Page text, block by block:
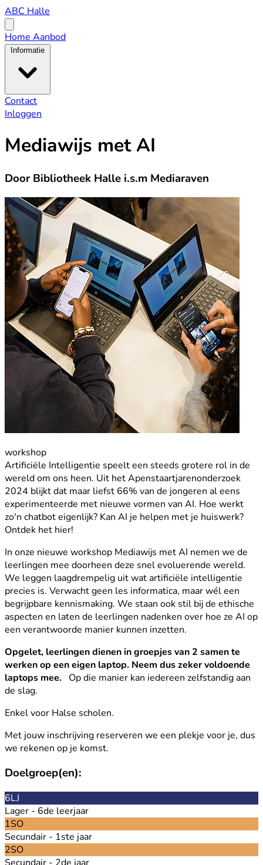
ABC
Halle
ABC Halle
menu
Home Aanbod
Informatie
Contact
Inloggen
Mediawijs met AI
Door Bibliotheek Halle i.s.m Mediaraven
workshop
Artificiële Intelligentie speelt een steeds grotere rol in de
wereld om ons heen. Uit het Apenstaartjarenonderzoek
2024 blijkt dat maar liefst 66% van de jongeren al eens
experimenteerde met nieuwe vormen van AI. Hoe werkt
zo'n chatbot eigenlijk? Kan AI je helpen met je huiswerk?
Ontdek het hier!
In onze nieuwe workshop Mediawijs met AI nemen we de
leerlingen mee doorheen deze snel evoluerende wereld.
We leggen laagdrempelig uit wat artificiële intelligentie
precies is. Verwacht geen les informatica, maar wél een
begrijpbare kennismaking. We staan ook stil bij de ethische
aspecten en laten de leerlingen nadenken over hoe ze AI op
een verantwoorde manier kunnen inzetten.
Opgelet, leerlingen dienen in groepjes van 2 samen te
werken op een eigen laptop. Neem dus zeker voldoende
laptops mee. Op die manier kan iedereen zelfstandig aan
de slag.
Enkel voor Halse scholen.
Met jouw inschrijving reserveren we een plekje voor je, dus
we rekenen op je komst.
Doelgroep(en):
6LJ
Lager - 6de leerjaar
1SO
Secundair - 1ste jaar
2SO